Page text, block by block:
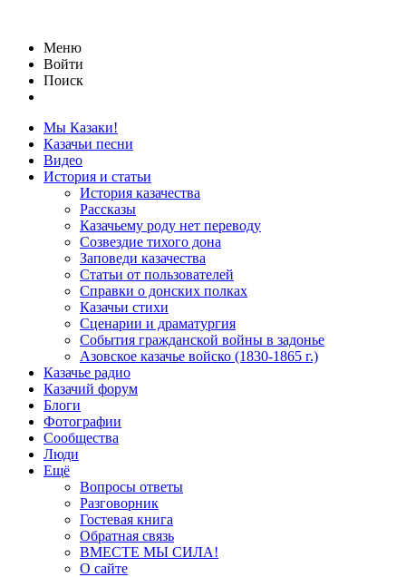
Меню
Войти
Поиск
Мы Казаки!
Казачьи песни
Видео
История и статьи
История казачества
Рассказы
Казачьему роду нет переводу
Созвездие тихого дона
Заповеди казачества
Статьи от пользователей
Справки о донских полках
Казачьи стихи
Сценарии и драматургия
События гражданской войны в задонье
Азовское казачье войско (1830-1865 г.)
Казачье радио
Казачий форум
Блоги
Фотографии
Сообщества
Люди
Ещё
Вопросы ответы
Разговорник
Гостевая книга
Обратная связь
ВМЕСТЕ МЫ СИЛА!
О сайте